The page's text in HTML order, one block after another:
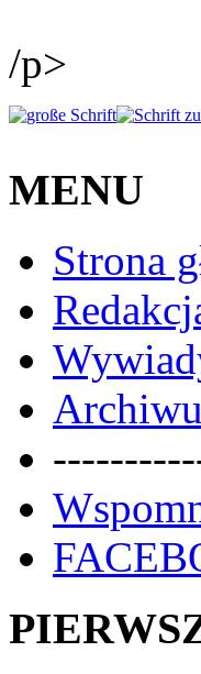
/p>
MENU
Strona